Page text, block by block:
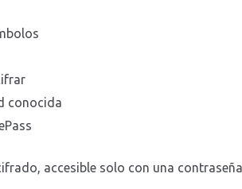
conocida
accesible solo con una